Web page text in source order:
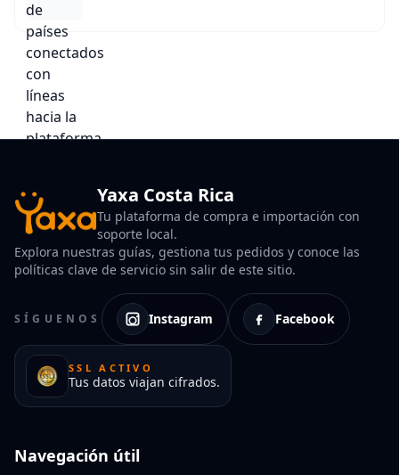
Yaxa Costa Rica
Tu plataforma de compra e importación con
soporte local.
Explora nuestras guías, gestiona tus pedidos y conoce las
políticas clave de servicio sin salir de este sitio.
SÍGUENOS Instagram Facebook
SSL ACTIVO
Tus datos viajan cifrados.
Navegación útil